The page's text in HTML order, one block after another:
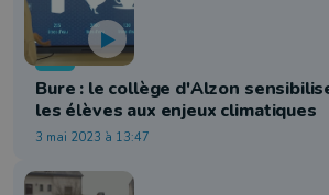
Info
Bure : le collège d'Alzon
les élèves aux enjeux climatiques
3 mai 2023 à 13:47